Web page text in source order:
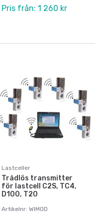
Pris från: 1 260 kr
Lastceller
Trådlös transmitter
för lastcell C2S, TC4,
D100, T20
Artikelnr: WIMOD